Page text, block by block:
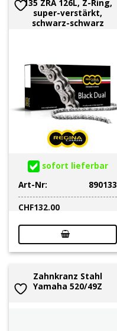
135 ZRA 126L, Z-Ring,
super-verstärkt,
schwarz-schwarz
sofort lieferbar
Art-Nr:
890133
CHF132.00
Zahnkranz Stahl
Yamaha 520/49Z